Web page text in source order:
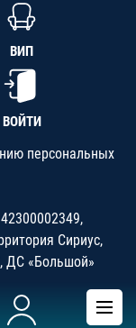
ВИП
ВОЙТИ
персональных
Сириус,
ДС «Большой»